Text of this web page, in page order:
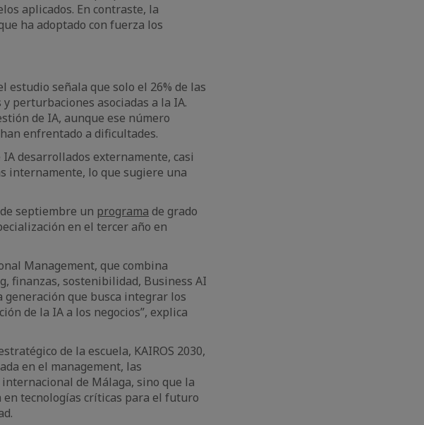
aplicados. En contraste, la
ha adoptado con fuerza los
estudio señala que solo el 26% de las
perturbaciones asociadas a la IA.
de IA, aunque ese número
enfrentado a dificultades.
desarrollados externamente, casi
internamente, lo que sugiere una
septiembre un programa de grado
en el tercer año en
Management, que combina
finanzas, sostenibilidad, Business AI
que busca integrar los
de la IA a los negocios”, explica
de la escuela, KAIROS 2030,
en el management, las
de Málaga, sino que la
tecnologías críticas para el futuro